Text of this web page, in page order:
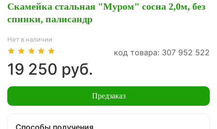
Скамейка стальная "Муром" сосна 2,0м, без
спинки, палисандр
Нет в наличии
код товара: 307 952 522
19 250 руб.
Предзаказ
Способы получения